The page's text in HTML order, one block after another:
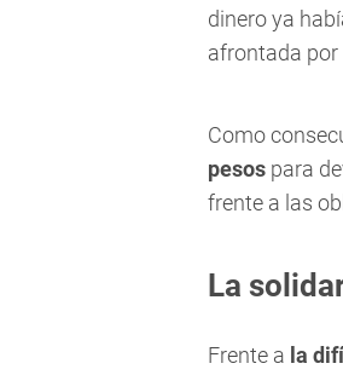
dinero ya
afrontada
Como
pesos para
frente a las
La
Frente a la